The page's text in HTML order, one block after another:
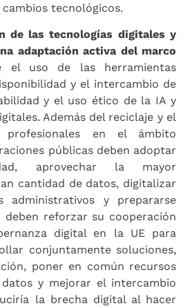
tecnológicos.
de las tecnologías digitales y
adaptación activa del marco
el uso de las herramientas
y el intercambio de
y el uso ético de la IA y
Además del reciclaje y el
profesionales en el ámbito
públicas deben adoptar
aprovechar la mayor
cantidad de datos, digitalizar
administrativos y prepararse
deben reforzar su cooperación
digital en la UE para
conjuntamente soluciones,
poner en común recursos
y mejorar el intercambio
la brecha digital al hacer